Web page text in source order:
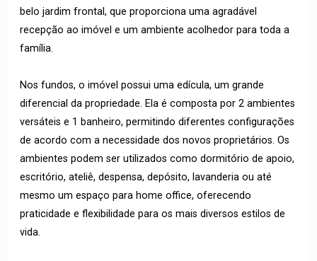
belo jardim frontal, que proporciona uma agradável
recepção ao imóvel e um ambiente acolhedor para toda a
família.
Nos fundos, o imóvel possui uma edícula, um grande
diferencial da propriedade. Ela é composta por 2 ambientes
versáteis e 1 banheiro, permitindo diferentes configurações
de acordo com a necessidade dos novos proprietários. Os
ambientes podem ser utilizados como dormitório de apoio,
escritório, ateliê, despensa, depósito, lavanderia ou até
mesmo um espaço para home office, oferecendo
praticidade e flexibilidade para os mais diversos estilos de
vida.